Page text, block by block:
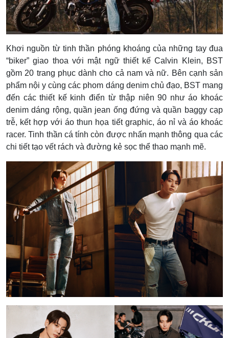
Khơi nguồn từ tinh thần phóng khoáng của những tay đua
“biker” giao thoa với mật ngữ thiết kế Calvin Klein, BST
gồm 20 trang phục dành cho cả nam và nữ. Bên cạnh sản
phẩm nội y cùng các phom dáng denim chủ đạo, BST mang
đến các thiết kế kinh điển từ thập niên 90 như áo khoác
denim dáng rộng, quần jean ống đứng và quần baggy cạp
trễ, kết hợp với áo thun họa tiết graphic, áo nỉ và áo khoác
racer. Tinh thần cá tính còn được nhấn mạnh thông qua các
chi tiết tạo vết rách và đường kẻ sọc thể thao mạnh mẽ.